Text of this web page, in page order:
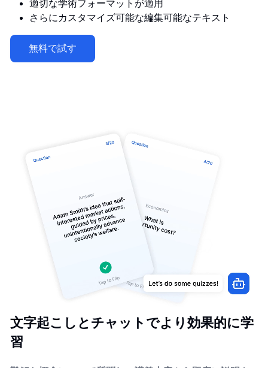
適切な学術フォーマットが適用
さらにカスタマイズ可能な編集可能なテキスト
無料で試す
文字起こしとチャットでより効果的に学
習